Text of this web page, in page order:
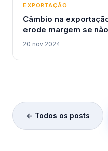
EXPORTAÇÃO
Câmbio na
erode margem se
20 nov 2024
← Todos os posts